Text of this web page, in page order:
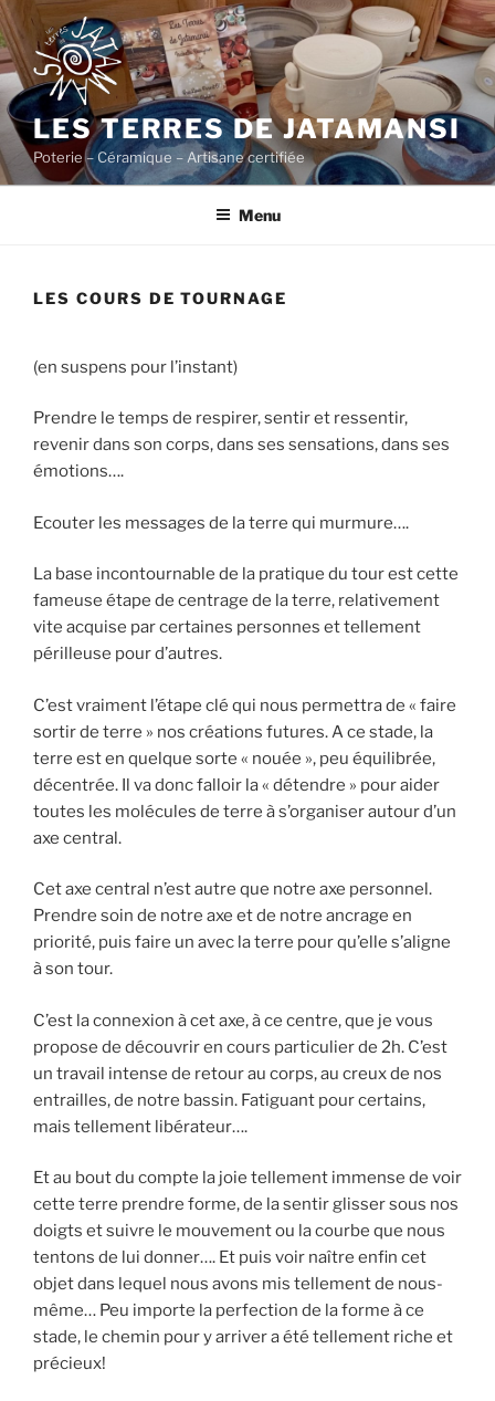
LES TERRES DE JATAMANSI
Poterie – Céramique – Artisane certifiée
Menu
LES COURS DE TOURNAGE
(en suspens pour l’instant)
Prendre le temps de respirer, sentir et ressentir,
revenir dans son corps, dans ses sensations, dans ses
émotions….
Ecouter les messages de la terre qui murmure….
La base incontournable de la pratique du tour est cette
fameuse étape de centrage de la terre, relativement
vite acquise par certaines personnes et tellement
périlleuse pour d’autres.
C’est vraiment l’étape clé qui nous permettra de « faire
sortir de terre » nos créations futures. A ce stade, la
terre est en quelque sorte « nouée », peu équilibrée,
décentrée. Il va donc falloir la « détendre » pour aider
toutes les molécules de terre à s’organiser autour d’un
axe central.
Cet axe central n’est autre que notre axe personnel.
Prendre soin de notre axe et de notre ancrage en
priorité, puis faire un avec la terre pour qu’elle s’aligne
à son tour.
C’est la connexion à cet axe, à ce centre, que je vous
propose de découvrir en cours particulier de 2h. C’est
un travail intense de retour au corps, au creux de nos
entrailles, de notre bassin. Fatiguant pour certains,
mais tellement libérateur….
Et au bout du compte la joie tellement immense de voir
cette terre prendre forme, de la sentir glisser sous nos
doigts et suivre le mouvement ou la courbe que nous
tentons de lui donner…. Et puis voir naître enfin cet
objet dans lequel nous avons mis tellement de nous-
même… Peu importe la perfection de la forme à ce
stade, le chemin pour y arriver a été tellement riche et
précieux!